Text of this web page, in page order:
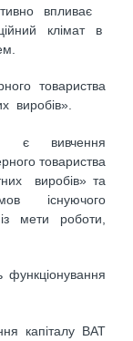
впливає
клімат в
товариства
виробів».
вивчення
товариства
виробів» та
існуючого
мети роботи,
ВАТ